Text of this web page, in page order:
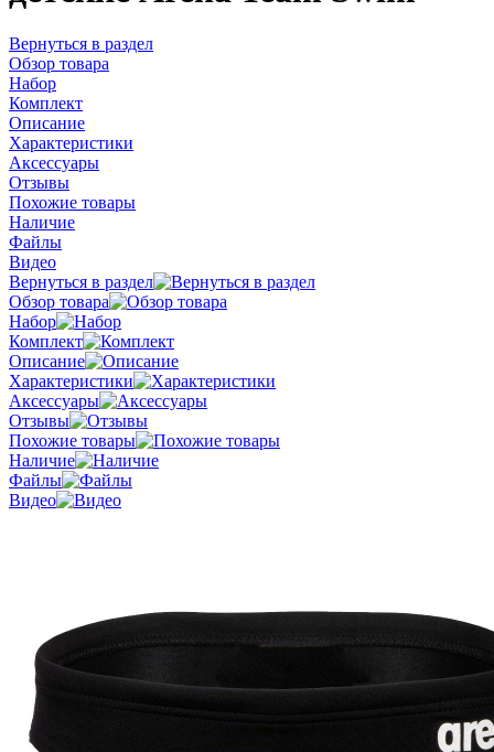
Вернуться в раздел
Обзор товара
Набор
Комплект
Описание
Характеристики
Аксессуары
Отзывы
Похожие товары
Наличие
Файлы
Видео
Вернуться в раздел
Обзор товара
Набор
Комплект
Описание
Характеристики
Аксессуары
Отзывы
Похожие товары
Наличие
Файлы
Видео